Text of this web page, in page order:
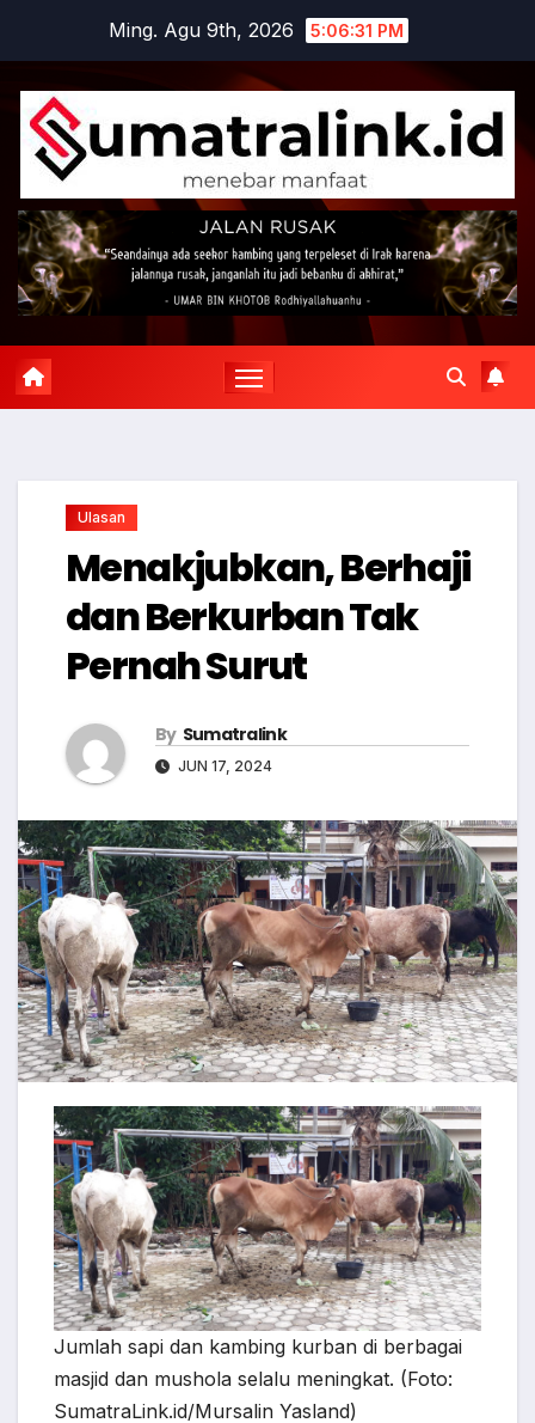
content
Ming. Agu 9th, 2026 5:06:32 PM
Ulasan
Menakjubkan, Berhaji
dan Berkurban Tak
Pernah Surut
By Sumatralink
JUN 17, 2024
Jumlah sapi dan kambing kurban di berbagai
masjid dan mushola selalu meningkat. (Foto:
SumatraLink.id/Mursalin Yasland)